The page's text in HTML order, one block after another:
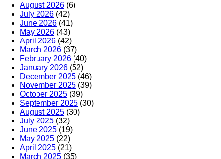
August 2026 (6)
July 2026 (42)
June 2026 (41)
May 2026 (43)
April 2026 (42)
March 2026 (37)
February 2026 (40)
January 2026 (52)
December 2025 (46)
November 2025 (39)
October 2025 (39)
September 2025 (30)
August 2025 (30)
July 2025 (32)
June 2025 (19)
May 2025 (22)
April 2025 (21)
March 2025 (35)